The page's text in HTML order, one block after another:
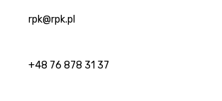
rpk@rpk.pl
+48 76 878 31 37